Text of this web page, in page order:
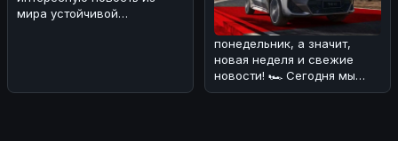
мира устойчивой
понедельник, а значит,
новая неделя и свежие
новости! 🏎 Сегодня мы
поговорим о расширении